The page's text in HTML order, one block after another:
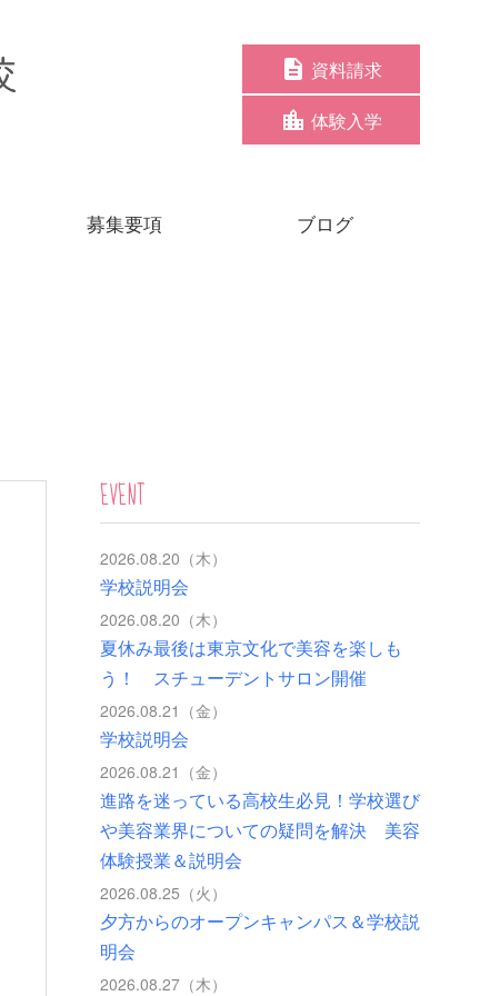
資料請求
体験入学
募集要項 ブログ
EVENT
2026.08.20（木）
学校説明会
2026.08.20（木）
夏休み最後は東京文化で美容を楽しも
う！ スチューデントサロン開催
2026.08.21（金）
学校説明会
2026.08.21（金）
進路を迷っている高校生必見！学校選び
や美容業界についての疑問を解決 美容
体験授業＆説明会
2026.08.25（火）
夕方からのオープンキャンパス＆学校説
明会
2026.08.27（木）